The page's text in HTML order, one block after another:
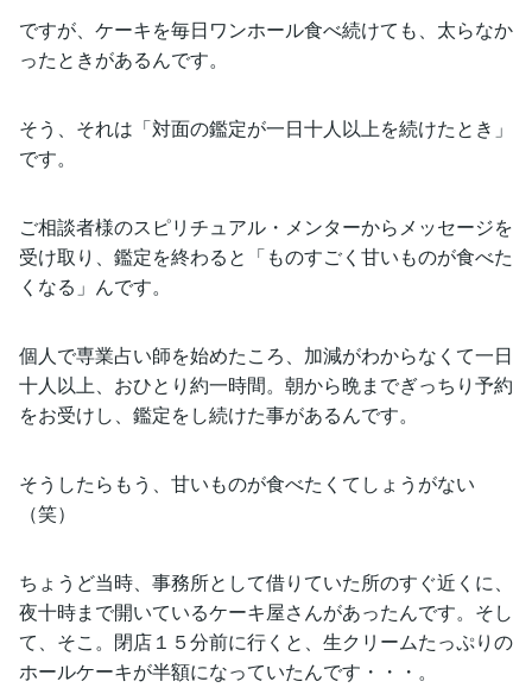
ですが、ケーキを毎日ワンホール食べ続けても、太らなか
ったときがあるんです。
そう、それは「対面の鑑定が一日十人以上を続けたとき」
です。
ご相談者様のスピリチュアル・メンターからメッセージを
受け取り、鑑定を終わると「ものすごく甘いものが食べた
くなる」んです。
個人で専業占い師を始めたころ、加減がわからなくて一日
十人以上、おひとり約一時間。朝から晩までぎっちり予約
をお受けし、鑑定をし続けた事があるんです。
そうしたらもう、甘いものが食べたくてしょうがない
（笑）
ちょうど当時、事務所として借りていた所のすぐ近くに、
夜十時まで開いているケーキ屋さんがあったんです。そし
て、そこ。閉店１５分前に行くと、生クリームたっぷりの
ホールケーキが半額になっていたんです・・・。